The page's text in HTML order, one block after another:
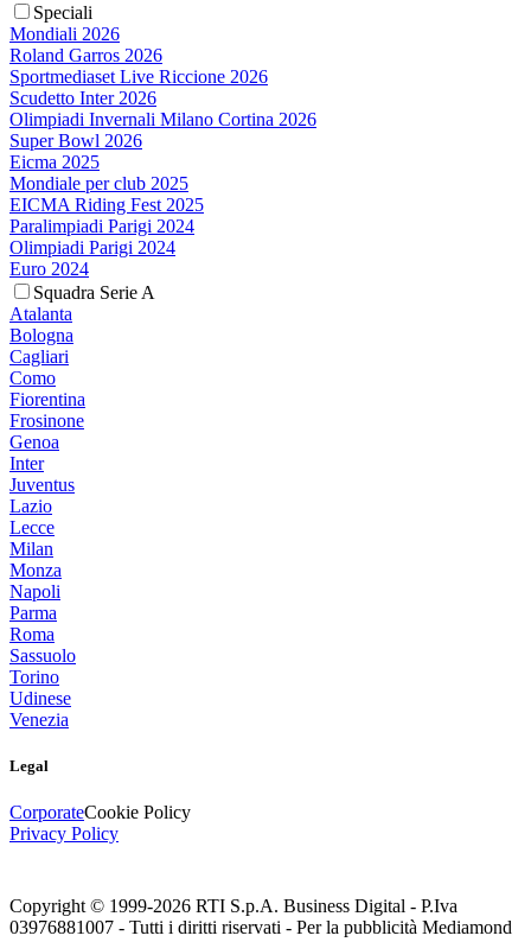
Speciali
Mondiali 2026
Roland Garros 2026
Sportmediaset Live Riccione 2026
Scudetto Inter 2026
Olimpiadi Invernali Milano Cortina 2026
Super Bowl 2026
Eicma 2025
Mondiale per club 2025
EICMA Riding Fest 2025
Paralimpiadi Parigi 2024
Olimpiadi Parigi 2024
Euro 2024
Squadra Serie A
Atalanta
Bologna
Cagliari
Como
Fiorentina
Frosinone
Genoa
Inter
Juventus
Lazio
Lecce
Milan
Monza
Napoli
Parma
Roma
Sassuolo
Torino
Udinese
Venezia
Legal
CorporateCookie Policy
Privacy Policy
Copyright © 1999-2026 RTI S.p.A. Business Digital - P.Iva
03976881007 - Tutti i diritti riservati - Per la pubblicità Mediamond